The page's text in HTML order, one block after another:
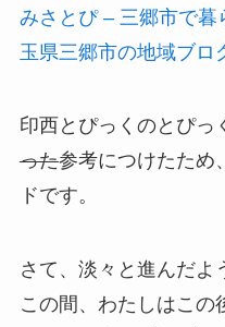
みさとぴ – 三郷市で
玉県三郷市の地域ブロ
印西とぴっくのとぴっ
った参考につけたため
ドです。
さて、淡々と進んだよ
この間、わたしはこの